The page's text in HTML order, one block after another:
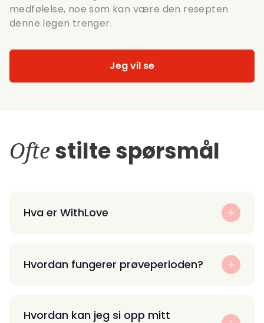
medfølelse, noe som kan være den resepten
denne legen trenger.
Jeg vil se
Ofte stilte spørsmål
Hva er WithLove
Hvordan fungerer prøveperioden?
Hvordan kan jeg si opp mitt